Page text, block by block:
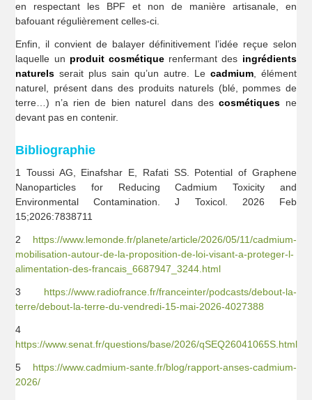
en respectant les BPF et non de manière artisanale, en
bafouant régulièrement celles-ci.
Enfin, il convient de balayer définitivement l’idée reçue selon
laquelle un produit cosmétique renfermant des ingrédients
naturels serait plus sain qu’un autre. Le cadmium, élément
naturel, présent dans des produits naturels (blé, pommes de
terre…) n’a rien de bien naturel dans descosmétiques ne
devant pas en contenir.
Bibliographie
1 Toussi AG, Einafshar E, Rafati SS. Potential of Graphene
Nanoparticles for Reducing Cadmium Toxicity and
Environmental Contamination. J Toxicol. 2026 Feb
15;2026:7838711
2 https://www.lemonde.fr/planete/article/2026/05/11/cadmium-
mobilisation-autour-de-la-proposition-de-loi-visant-a-proteger-l-
alimentation-des-francais_6687947_3244.html
3 https://www.radiofrance.fr/franceinter/podcasts/debout-la-
terre/debout-la-terre-du-vendredi-15-mai-2026-4027388
4
https://www.senat.fr/questions/base/2026/qSEQ26041065S.html
5 https://www.cadmium-sante.fr/blog/rapport-anses-cadmium-
2026/